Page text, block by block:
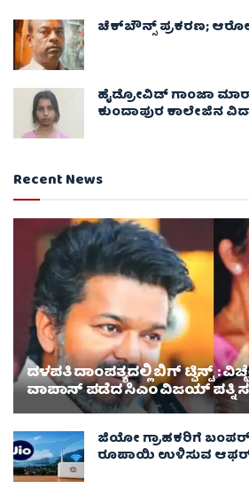
ಚೆಕ್​ಬೌನ್ಸ್​ ಪ್ರಕರಣ;
ಹೈಡ್ರೋವಿಡ್ ಗಾಂಜಾ
ಕುಂದಾಪುರ ಕಾಲೇಜಿನ
Recent News
ದಳಪತಿ ದಾಂಪತ್ಯದಲ್ಲಿ ಬಿಗ್ ಟ್ವಿಸ್ಟ್ :
ವಾಪಾಸ್‌ ಪಡೆದ ಸಿಎಂ ವಿಜಯ್ ಪತ್ನಿ
ಜಿಯೋ ಗ್ರಾಹಕರಿಗೆ ಬಂಪರ್
ರೂಪಾಯಿ ಉಳಿಸುವ